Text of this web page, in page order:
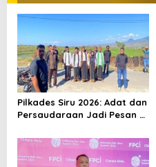
a
s
i
p
o
s
Pilkades Siru 2026: Adat dan
Persaudaraan Jadi Pesan di